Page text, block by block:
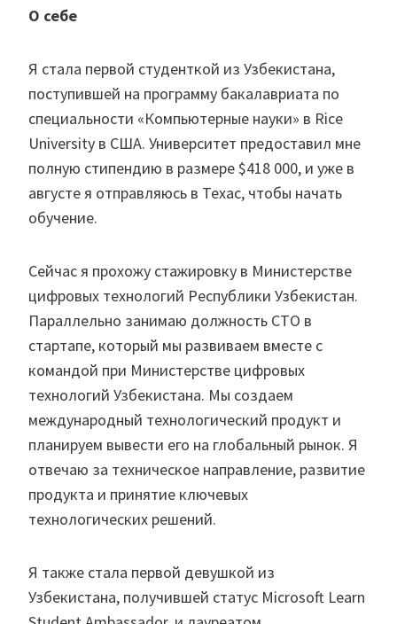
О себе
Я стала первой студенткой из Узбекистана,
поступившей на программу бакалавриата по
специальности «Компьютерные науки» в Rice
University в США. Университет предоставил мне
полную стипендию в размере $418 000, и уже в
августе я отправляюсь в Техас, чтобы начать
обучение.
Сейчас я прохожу стажировку в Министерстве
цифровых технологий Республики Узбекистан.
Параллельно занимаю должность CTO в
стартапе, который мы развиваем вместе с
командой при Министерстве цифровых
технологий Узбекистана. Мы создаем
международный технологический продукт и
планируем вывести его на глобальный рынок. Я
отвечаю за техническое направление, развитие
продукта и принятие ключевых
технологических решений.
Я также стала первой девушкой из
Узбекистана, получившей статус Microsoft Learn